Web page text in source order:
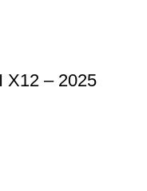
X12 – 2025